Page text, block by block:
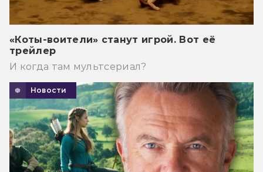
«Коты-воители» станут игрой. Вот её
трейлер
И когда там мультсериал?
Новости